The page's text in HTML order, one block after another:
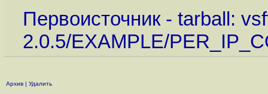
Первоисточник - tarball:
2.0.5/EXAMPLE/
Архив | Удалить